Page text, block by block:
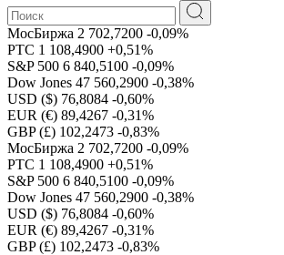
МосБиржа 2 702,7200 -0,09%
РТС 1 108,4900 +0,51%
S&P 500 6 840,5100 -0,09%
Dow Jones 47 560,2900 -0,38%
USD ($) 76,8084 -0,60%
EUR (€) 89,4267 -0,31%
GBP (£) 102,2473 -0,83%
МосБиржа 2 702,7200 -0,09%
РТС 1 108,4900 +0,51%
S&P 500 6 840,5100 -0,09%
Dow Jones 47 560,2900 -0,38%
USD ($) 76,8084 -0,60%
EUR (€) 89,4267 -0,31%
GBP (£) 102,2473 -0,83%